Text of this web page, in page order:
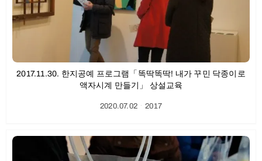
2017.11.30. 한지공예 프로그램「똑딱똑딱! 내가 꾸민 닥종이로
액자시계 만들기」 상설교육
2020.07.02ㆍ2017